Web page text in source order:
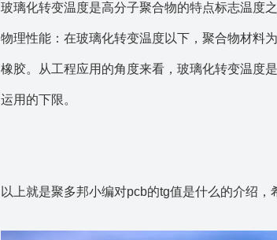
玻璃化转变温度是高分子聚合物的特点标志温度
物理性能：在玻璃化转变温度以下，聚合物材料
橡胶。从工程应用的角度来看，玻璃化转变温度
运用的下限。
以上就是聚多邦小编对pcb的tg值是什么的介绍，